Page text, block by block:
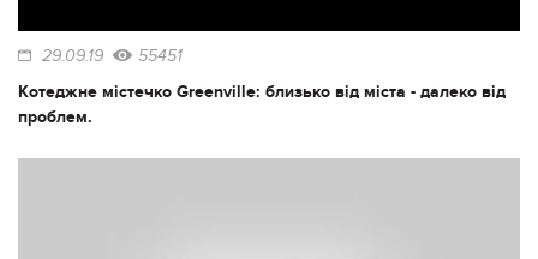
29.09.19 55451
Котеджне містечко Greenville: близько від міста - далеко від
проблем.